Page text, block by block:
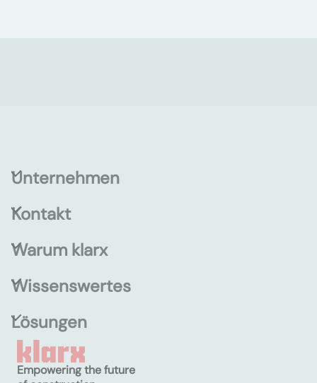
Unternehmen
Kontakt
Warum klarx
Wissenswertes
Lösungen
Empowering the future